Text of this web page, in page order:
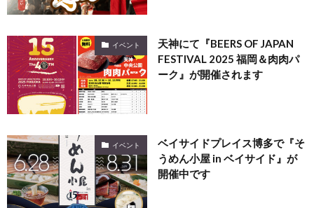
イベント
天神にて『BEERS OF JAPAN
FESTIVAL 2025 福岡＆肉肉パ
ーク』が開催されます
イベント
ベイサイドプレイス博多で『そ
うめん小屋 in ベイサイド』が
開催中です